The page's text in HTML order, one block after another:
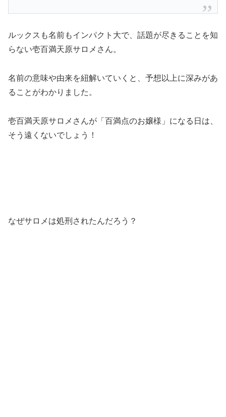
ルックスも名前もインパクト大で、話題が尽きることを知
らない壱百満天原サロメさん。
名前の意味や由来を紐解いていくと、予想以上に深みがあ
ることがわかりました。
壱百満天原サロメさんが「百満点のお嬢様」になる日は、
そう遠くないでしょう！
なぜサロメは処刑されたんだろう？